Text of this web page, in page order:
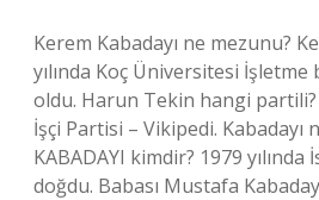
Kerem Kabadayı ne mezunu?
yılında Koç Üniversitesi
oldu. Harun Tekin hangi
İşçi Partisi – Vikipedi. Kabadayı
KABADAYI kimdir? 1979 yılında
doğdu. Babası Mustafa